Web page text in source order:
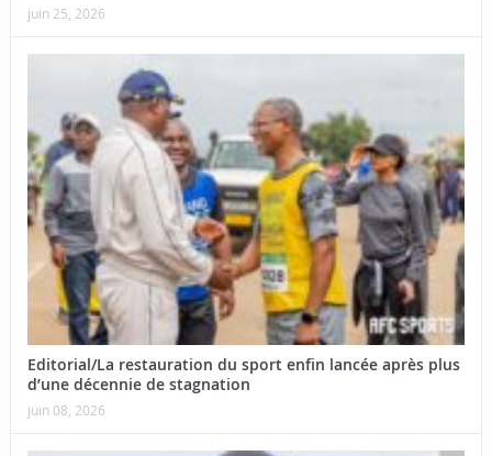
juin 25, 2026
Editorial/La restauration du sport enfin lancée après plus
d’une décennie de stagnation
juin 08, 2026